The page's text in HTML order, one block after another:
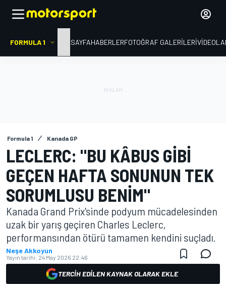
FORMULA 1 ANA SAYFAHABERLERFOTOĞRAF GALERILERI
Formula 1 Kanada GP
LECLERC: "BU KÂBUS GIBI
GEÇEN HAFTA SONUNUN TEK
SORUMLUSU BENIM"
Kanada Grand Prix'sinde podyum mücadelesinden
uzak bir yarış geçiren Charles Leclerc,
performansından ötürü tamamen kendini suçladı.
Neşe Akkoyun
Yayın tarihi: 24 May 2026 22:46
TERCIH EDILEN KAYNAK OLARAK EKLE